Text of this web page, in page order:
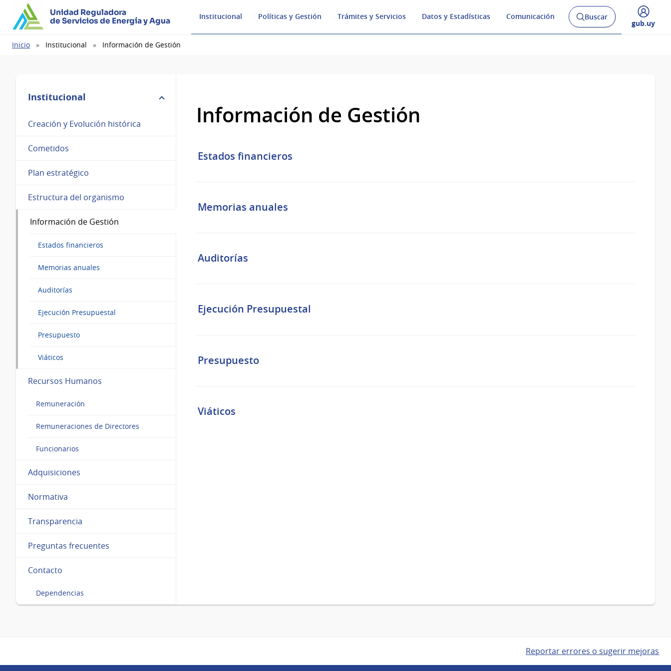
Unidad Reguladora
de Servicios de Energía y Agua
Institucional Políticas y Gestión Trámites y Servicios Datos y Estadísticas Comunicación
Abrir
buscador
Buscar
Desplegar
gub.uy
Ruta
Inicio Institucional Información de Gestión
Institucional
Creación y Evolución histórica
Cometidos
Plan estratégico
Estructura del organismo
Información de Gestión
Estados financieros
Memorias anuales
Auditorías
Ejecución Presupuestal
Presupuesto
Viáticos
Recursos Humanos
Remuneración
Remuneraciones de Directores
Funcionarios
Adquisiciones
Normativa
Transparencia
Preguntas frecuentes
Contacto
Dependencias
Información de Gestión
Estados financieros
Memorias anuales
Auditorías
Ejecución Presupuestal
Presupuesto
Viáticos
Reportar errores o sugerir mejoras